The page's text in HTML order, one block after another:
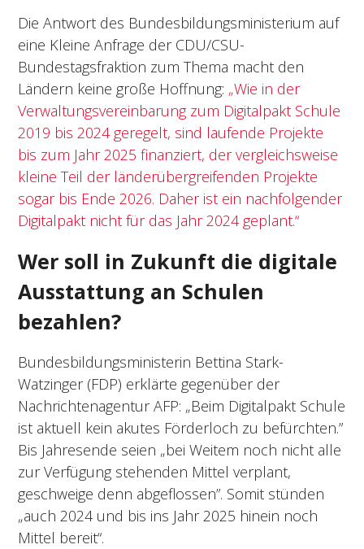
Die Antwort des Bundesbildungsministerium auf
eine Kleine Anfrage der CDU/CSU-
Bundestagsfraktion zum Thema macht den
Ländern keine große Hoffnung: „Wie in der
Verwaltungsvereinbarung zum Digitalpakt Schule
2019 bis 2024 geregelt, sind laufende Projekte
bis zum Jahr 2025 finanziert, der vergleichsweise
kleine Teil der länderübergreifenden Projekte
sogar bis Ende 2026. Daher ist ein nachfolgender
Digitalpakt nicht für das Jahr 2024 geplant.“
Wer soll in Zukunft die digitale
Ausstattung an Schulen
bezahlen?
Bundesbildungsministerin Bettina Stark-
Watzinger (FDP) erklärte gegenüber der
Nachrichtenagentur AFP: „Beim Digitalpakt Schule
ist aktuell kein akutes Förderloch zu befürchten.”
Bis Jahresende seien „bei Weitem noch nicht alle
zur Verfügung stehenden Mittel verplant,
geschweige denn abgeflossen”. Somit stünden
„auch 2024 und bis ins Jahr 2025 hinein noch
Mittel bereit“.